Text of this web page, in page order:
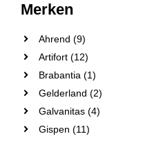
Merken
Ahrend (9)
Artifort (12)
Brabantia (1)
Gelderland (2)
Galvanitas (4)
Gispen (11)